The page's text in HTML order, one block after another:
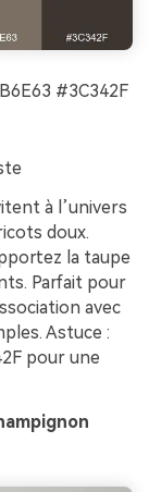
#3C342F
à l’univers
doux.
la taupe
Parfait pour
avec
Astuce :
pour une